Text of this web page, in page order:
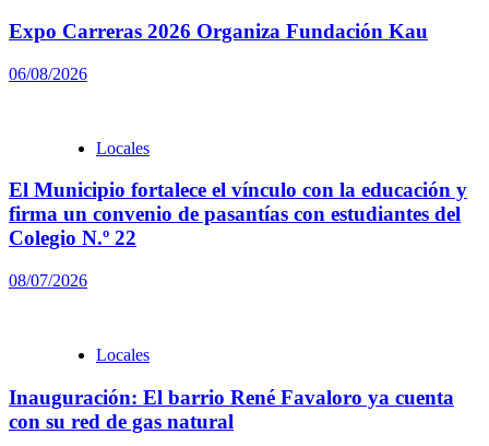
Expo Carreras 2026 Organiza Fundación Kau
06/08/2026
Locales
El Municipio fortalece el vínculo con la educación y
firma un convenio de pasantías con estudiantes del
Colegio N.º 22
08/07/2026
Locales
Inauguración: El barrio René Favaloro ya cuenta
con su red de gas natural